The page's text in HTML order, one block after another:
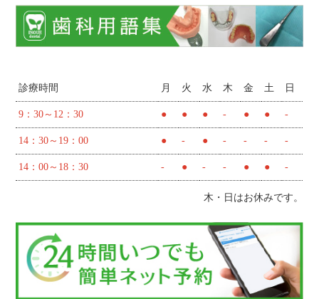
診療時間 月 火 水 木 金 土 日
9：30～12：30 ● ● ● - ● ● -
14：30～19：00 ● - ● - - - -
14：00～18：30 - ● - - ● ● -
木・日はお休みです。